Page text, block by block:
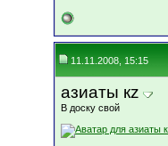
11.11.2008, 15:15
азиаты кz
В доску свой